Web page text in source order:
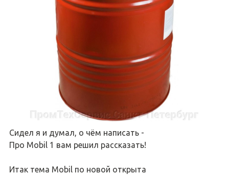
Сидел я и думал, о чём написать -
Про Mobil 1 вам решил рассказать!
Итак тема Mobil по новой открыта